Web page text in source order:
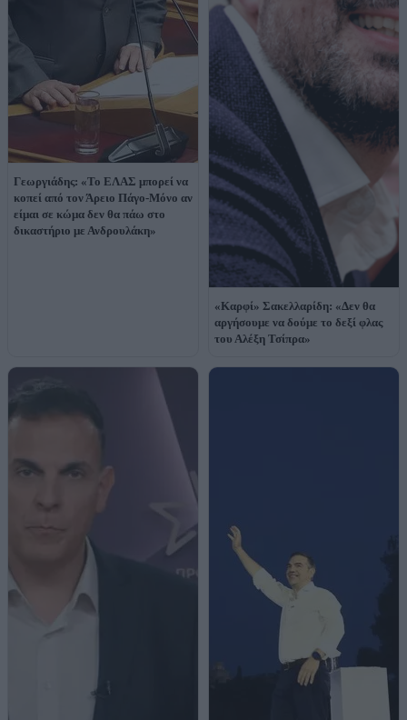
Γεωργιάδης: «Το ΕΛΑΣ μπορεί να
κοπεί από τον Άρειο Πάγο-Μόνο αν
είμαι σε κώμα δεν θα πάω στο
δικαστήριο με Ανδρουλάκη»
«Καρφί» Σακελλαρίδη: «Δεν θα
αργήσουμε να δούμε το δεξί φλας
του Αλέξη Τσίπρα»